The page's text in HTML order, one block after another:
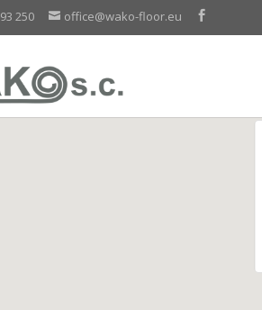
250 office@wako-floor.eu